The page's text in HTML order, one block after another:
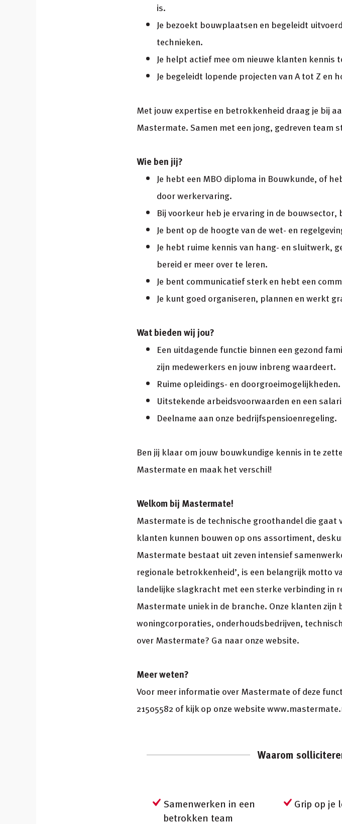
is.
Je bezoekt bouwplaatsen en begeleidt
technieken.
Je helpt actief mee om nieuwe klanten kennis
Je begeleidt lopende projecten van A tot Z en
Met jouw expertise en betrokkenheid draag je bij
Mastermate. Samen met een jong, gedreven team
Wie ben jij?
Je hebt een MBO diploma in Bouwkunde, of
door werkervaring.
Bij voorkeur heb je ervaring in de
Je bent op de hoogte van de wet- en
Je hebt ruime kennis van hang- en sluitwerk,
bereid er meer over te leren.
Je bent communicatief sterk en hebt een
Je kunt goed organiseren, plannen en werkt
Wat bieden wij jou?
Een uitdagende functie binnen een gezond
zijn medewerkers en jouw inbreng waardeert.
Ruime opleidings- en doorgroeimogelijkheden.
Uitstekende arbeidsvoorwaarden en een
Deelname aan onze bedrijfspensioenregeling.
Ben jij klaar om jouw bouwkundige kennis in te
Mastermate en maak het verschil!
Welkom bij Mastermate!
Mastermate is de technische groothandel die
klanten kunnen bouwen op ons assortiment,
Mastermate bestaat uit zeven intensief
regionale betrokkenheid’, is een belangrijk motto
landelijke slagkracht met een sterke verbinding in
Mastermate uniek in de branche. Onze klanten
woningcorporaties, onderhoudsbedrijven,
over Mastermate? Ga naar onze website.
Meer weten?
Voor meer informatie over Mastermate of deze
21505582 of kijk op onze website
Waarom
Samenwerken in een
betrokken team
Grip op je